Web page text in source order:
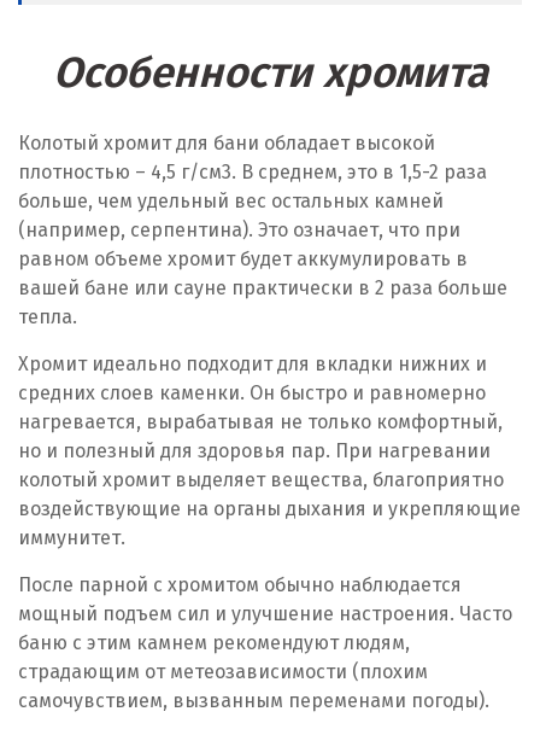
Особенности хромита
Колотый хромит для бани обладает высокой
плотностью – 4,5 г/см3. В среднем, это в 1,5-2 раза
больше, чем удельный вес остальных камней
(например, серпентина). Это означает, что при
равном объеме хромит будет аккумулировать в
вашей бане или сауне практически в 2 раза больше
тепла.
Хромит идеально подходит для вкладки нижних и
средних слоев каменки. Он быстро и равномерно
нагревается, вырабатывая не только комфортный,
но и полезный для здоровья пар. При нагревании
колотый хромит выделяет вещества, благоприятно
воздействующие на органы дыхания и укрепляющие
иммунитет.
После парной с хромитом обычно наблюдается
мощный подъем сил и улучшение настроения. Часто
баню с этим камнем рекомендуют людям,
страдающим от метеозависимости (плохим
самочувствием, вызванным переменами погоды).